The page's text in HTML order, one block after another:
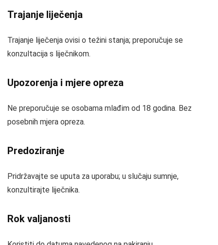
Trajanje liječenja
Trajanje liječenja ovisi o težini stanja; preporučuje se
konzultacija s liječnikom.
Upozorenja i mjere opreza
Ne preporučuje se osobama mlađim od 18 godina. Bez
posebnih mjera opreza.
Predoziranje
Pridržavajte se uputa za uporabu; u slučaju sumnje,
konzultirajte liječnika.
Rok valjanosti